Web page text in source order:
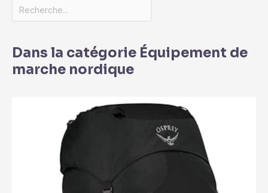
Dans la catégorie Équipement de
marche nordique